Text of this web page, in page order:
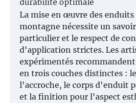
durabilité optimale
La mise en œuvre des
montagne nécessite un
particulier et le respect de
d'application strictes. Les
expérimentés
en trois couches distinctes :
l'accroche, le corps d'enduit
et la finition pour l'aspect